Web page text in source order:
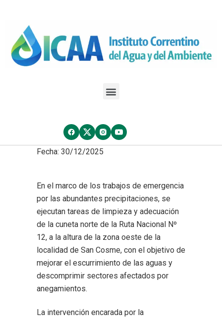
Fecha: 30/12/2025
En el marco de los trabajos de emergencia
por las abundantes precipitaciones, se
ejecutan tareas de limpieza y adecuación
de la cuneta norte de la Ruta Nacional Nº
12, a la altura de la zona oeste de la
localidad de San Cosme, con el objetivo de
mejorar el escurrimiento de las aguas y
descomprimir sectores afectados por
anegamientos.
La intervención encarada por la